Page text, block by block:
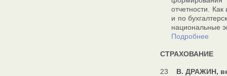
отчетности.
и по
национальные
Подробнее
СТРАХОВАНИЕ
23 В. ДРАЖИН,